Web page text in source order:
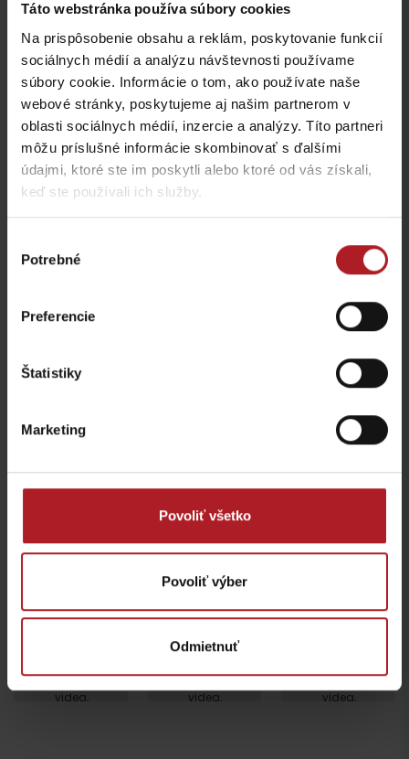
Táto webstránka používa súbory cookies
Na prispôsobenie obsahu a reklám, poskytovanie funkcií
sociálnych médií a analýzu návštevnosti používame
súbory cookie. Informácie o tom, ako používate naše
webové stránky, poskytujeme aj našim partnerom v
oblasti sociálnych médií, inzercie a analýzy. Títo partneri
môžu príslušné informácie skombinovať s ďalšími
údajmi, ktoré ste im poskytli alebo ktoré od vás získali,
keď ste používali ich služby.
súhlasu
Potrebné
Preferencie
Štatistiky
Marketing
Povoliť všetko
Povoliť výber
Odmietnuť
Viac informácií o Liptov region karte aj v
našich Liptov News
Prosím, pre zobrazenie videa,
akceptujte cookies pre
marketing.
zobrazenie
videa,
zobrazenie
videa,
zobrazenie
videa,